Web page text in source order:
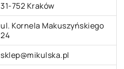
31-752 Kraków
ul. Kornela Makuszyńskiego
24
sklep@mikulska.pl